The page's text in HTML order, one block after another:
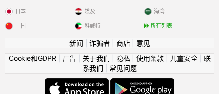
日本
中国
埃及
科威特
海湾
所有列表
新闻 诈骗者| 商店| 意见
Cookie和GDPR
广告| 关于我们 隐私 使用条款| 儿童安全| 联
系我们
常见问题